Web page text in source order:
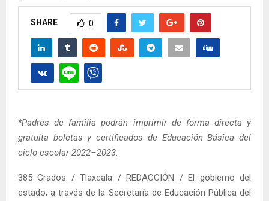
SHARE 0
*Padres de familia podrán imprimir de forma directa y
gratuita boletas y certificados de Educación Básica del
ciclo escolar 2022–2023.
385 Grados / Tlaxcala / REDACCIÓN / El gobierno del
estado, a través de la Secretaría de Educación Pública del